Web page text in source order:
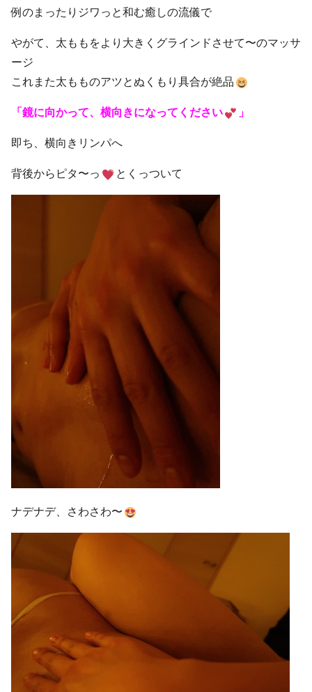
例のまったりジワっと和む癒しの流儀で
やがて、太ももをより大きくグラインドさせて〜のマッサ
ージ
これまた太もものアツとぬくもり具合が絶品
「鏡に向かって、横向きになってください 」
即ち、横向きリンパへ
背後からピタ〜っ とくっついて
ナデナデ、さわさわ〜